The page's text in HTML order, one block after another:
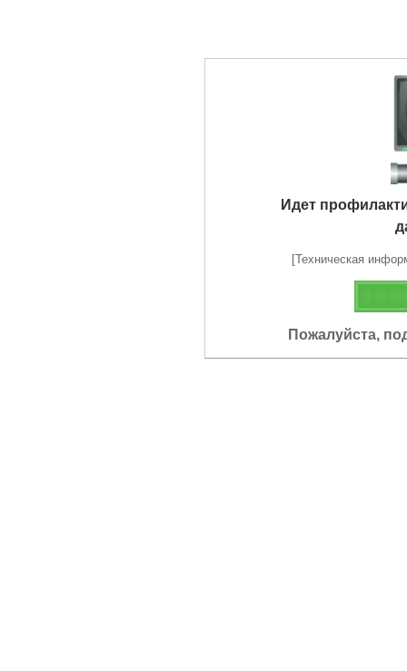
Идет
[Техническая
Пожалуйста,